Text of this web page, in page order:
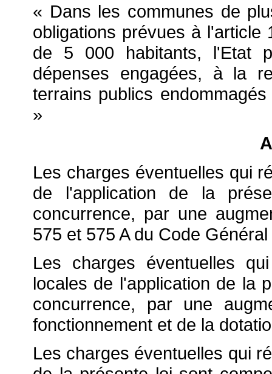
« Dans les communes de
obligations prévues à
de 5 000 habitants, l'Etat
dépenses engagées, à la
terrains publics
»
Les charges éventuelles qui
de l'application de la
concurrence, par une
575 et 575 A du Code
Les charges éventuelles
locales de l'application de la
concurrence, par une
fonctionnement et de la
Les charges éventuelles qui